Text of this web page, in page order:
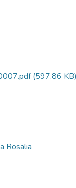
(597.86 KB)
Rosalia